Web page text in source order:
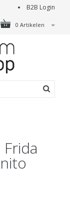
B2B Login
0 Artikelen